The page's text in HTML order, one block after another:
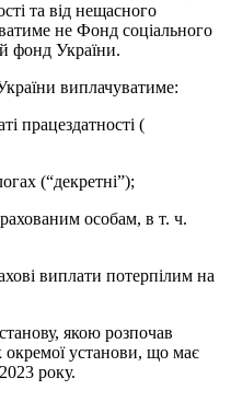
та від нещасного
не Фонд соціального
фонд України.
виплачуватиме:
працездатності (
(“декретні”);
особам, в т. ч.
виплати потерпілим на
якою розпочав
установи, що має
року.